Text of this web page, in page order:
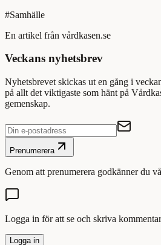
#Samhälle
En artikel från vårdkasen.se
Veckans nyhetsbrev
Nyhetsbrevet skickas ut en gång i
på allt det viktigaste som hänt på
gemenskap.
Prenumerera
Genom att prenumerera godkänner du
Logga in för att se och skriva
Logga in